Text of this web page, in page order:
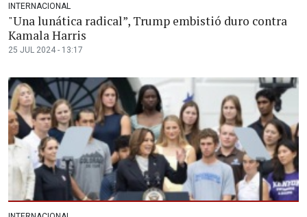
INTERNACIONAL
"Una lunática radical”, Trump embistió duro contra
Kamala Harris
25 JUL 2024 - 13:17